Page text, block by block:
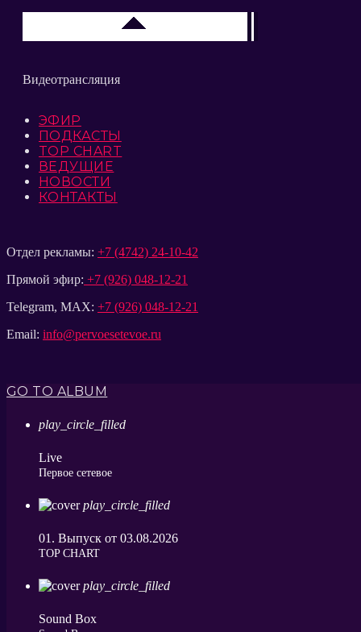
Видеотрансляция
ЭФИР
ПОДКАСТЫ
TOP CHART
ВЕДУЩИЕ
НОВОСТИ
КОНТАКТЫ
Отдел рекламы: +7 (4742) 24-10-42
Прямой эфир: +7 (926) 048-12-21
Telegram, MAX: +7 (926) 048-12-21
Email: info@pervoesetevoe.ru
GO TO ALBUM
play_circle_filled
Live
Первое сетевое
play_circle_filled
01. Выпуск от 03.08.2026
ТОP CHART
play_circle_filled
Sound Box